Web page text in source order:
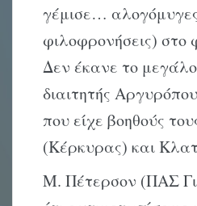
γέμισε…
φιλοφρονήσεις) στο
Δεν έκανε το
διαιτητής
που είχε βοηθούς
(Kέρκυρας) και
Μ. Πέτερσον (ΠΑΣ